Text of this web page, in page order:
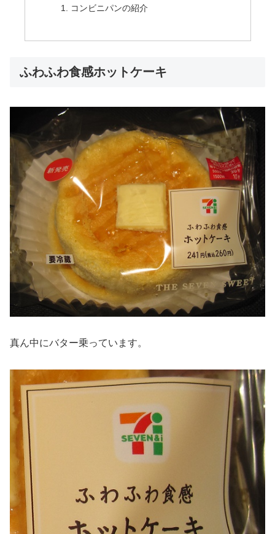
コンビニパンの紹介
ふわふわ食感ホットケーキ
真ん中にバター乗っています。